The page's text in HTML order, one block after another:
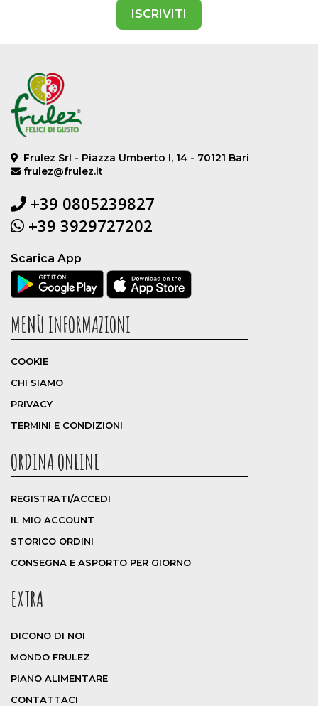
ISCRIVITI
Frulez Srl - Piazza Umberto I, 14 - 70121 Bari
frulez@frulez.it
+39 0805239827
+39 3929727202
Scarica App
MENÙ INFORMAZIONI
COOKIE
CHI SIAMO
PRIVACY
TERMINI E CONDIZIONI
ORDINA ONLINE
REGISTRATI/ACCEDI
IL MIO ACCOUNT
STORICO ORDINI
CONSEGNA E ASPORTO PER GIORNO
EXTRA
DICONO DI NOI
MONDO FRULEZ
PIANO ALIMENTARE
CONTATTACI